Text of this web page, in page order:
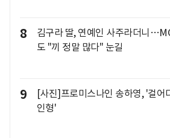
8
김구라 딸, 연예인 사주라더니
도 "끼 정말 많다" 눈길
9
[사진]프로미스나인 송하영, '걸어
인형'